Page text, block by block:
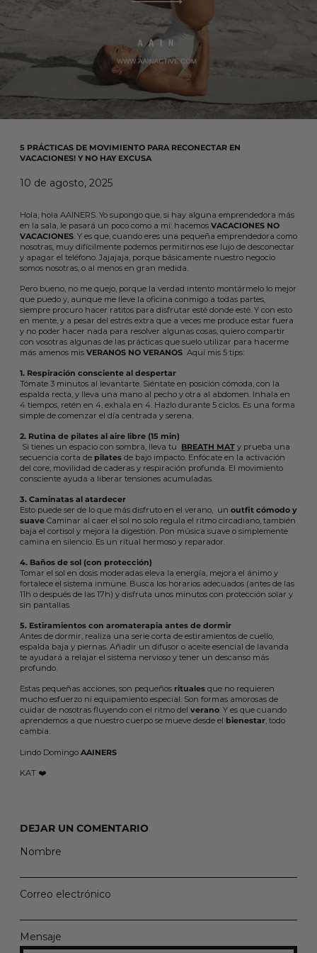
5 PRÁCTICAS DE MOVIMIENTO PARA RECONECTAR EN
VACACIONES! Y NO HAY EXCUSA
10 de agosto, 2025
Hola, hola AAINERS. Yo supongo que, si hay alguna emprendedora más
en la sala, le pasará un poco como a mí: hacemos VACACIONES NO
VACACIONES. Y es que, cuando eres una pequeña emprendedora como
nosotras, muy difícilmente podemos permitirnos ese lujo de desconectar
y apagar el teléfono. Jajajaja, porque básicamente nuestro negocio
somos nosotras, o al menos en gran medida.
Pero bueno, no me quejo, porque la verdad intento montármelo lo mejor
que puedo y, aunque me lleve la oficina conmigo a todas partes,
siempre procuro hacer ratitos para disfrutar esté donde esté. Y con esto
en mente, y a pesar del estrés extra que a veces me produce estar fuera
y no poder hacer nada para resolver algunas cosas, quiero compartir
con vosotras algunas de las prácticas que suelo utilizar para hacerme
más amenos mis VERANOS NO VERANOS Aquí mis 5 tips:
1. Respiración consciente al despertar
Tómate 3 minutos al levantarte. Siéntate en posición cómoda, con la
espalda recta, y lleva una mano al pecho y otra al abdomen. Inhala en
4 tiempos, retén en 4, exhala en 4. Hazlo durante 5 ciclos. Es una forma
simple de comenzar el día centrada y serena.
2. Rutina de pilates al aire libre (15 min)
Si tienes un espacio con sombra, lleva tu BREATH MAT y prueba una
secuencia corta de pilates de bajo impacto. Enfócate en la activación
del core, movilidad de caderas y respiración profunda. El movimiento
consciente ayuda a liberar tensiones acumuladas.
3. Caminatas al atardecer
Esto puede ser de lo que más disfruto en el verano, un outfit cómodo y
suave Caminar al caer el sol no solo regula el ritmo circadiano, también
baja el cortisol y mejora la digestión. Pon música suave o simplemente
camina en silencio. Es un ritual hermoso y reparador.
4. Baños de sol (con protección)
Tomar el sol en dosis moderadas eleva la energía, mejora el ánimo y
fortalece el sistema inmune. Busca los horarios adecuados (antes de las
11h o después de las 17h) y disfruta unos minutos con protección solar y
sin pantallas.
5. Estiramientos con aromaterapia antes de dormir
Antes de dormir, realiza una serie corta de estiramientos de cuello,
espalda baja y piernas. Añadir un difusor o aceite esencial de lavanda
te ayudará a relajar el sistema nervioso y tener un descanso más
profundo.
Estas pequeñas acciones, son pequeños rituales que no requieren
mucho esfuerzo ni equipamiento especial. Son formas amorosas de
cuidar de nosotras fluyendo con el ritmo del verano. Y es que cuando
aprendemos a que nuestro cuerpo se mueve desde el bienestar, todo
cambia.
Lindo Domingo AAINERS
KAT ❤️
DEJAR UN COMENTARIO
Nombre
Correo electrónico
Mensaje